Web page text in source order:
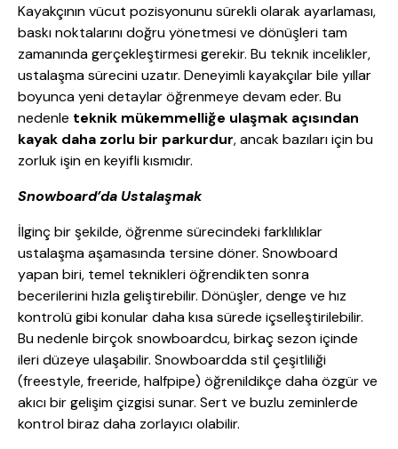
Kayakçının vücut pozisyonunu sürekli olarak ayarlaması,
baskı noktalarını doğru yönetmesi ve dönüşleri tam
zamanında gerçekleştirmesi gerekir. Bu teknik incelikler,
ustalaşma sürecini uzatır. Deneyimli kayakçılar bile yıllar
boyunca yeni detaylar öğrenmeye devam eder. Bu
nedenle teknik mükemmelliğe ulaşmak açısından
kayak daha zorlu bir parkurdur, ancak bazıları için bu
zorluk işin en keyifli kısmıdır.
Snowboard’da Ustalaşmak
İlginç bir şekilde, öğrenme sürecindeki farklılıklar
ustalaşma aşamasında tersine döner. Snowboard
yapan biri, temel teknikleri öğrendikten sonra
becerilerini hızla geliştirebilir. Dönüşler, denge ve hız
kontrolü gibi konular daha kısa sürede içselleştirilebilir.
Bu nedenle birçok snowboardcu, birkaç sezon içinde
ileri düzeye ulaşabilir. Snowboardda stil çeşitliliği
(freestyle, freeride, halfpipe) öğrenildikçe daha özgür ve
akıcı bir gelişim çizgisi sunar. Sert ve buzlu zeminlerde
kontrol biraz daha zorlayıcı olabilir.